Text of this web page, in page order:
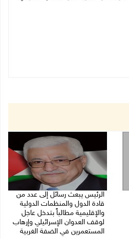
الرئيس يبعث رسائل إلى عدد من
قادة الدول والمنظمات الدولية
والإقليمية مطالباً بتدخل عاجل
لوقف العدوان الإسرائيلي وإرهاب
المستعمرين في الضفة الغربية